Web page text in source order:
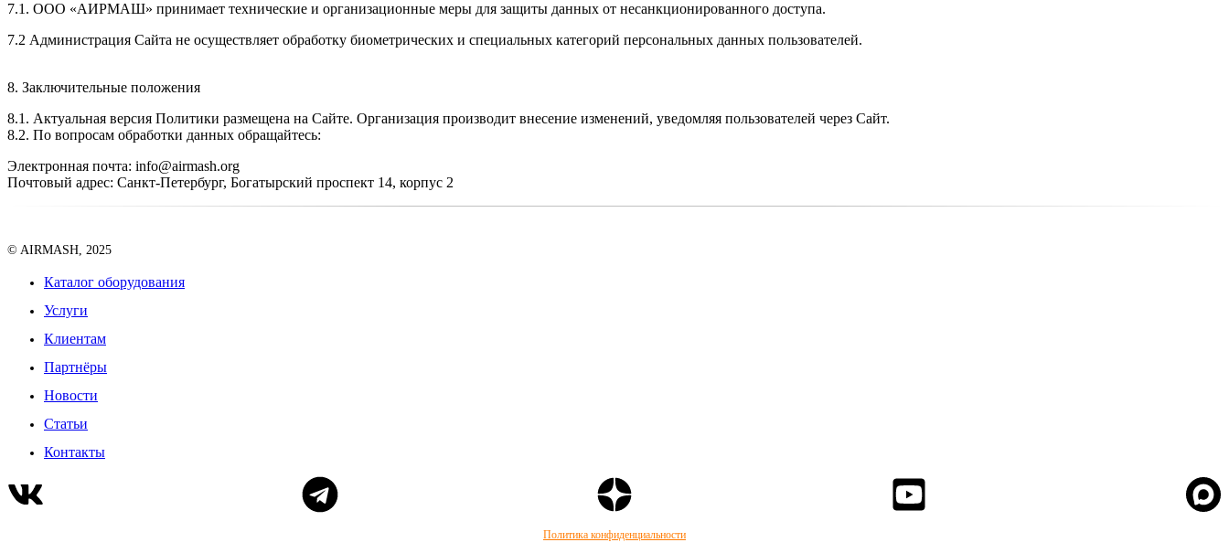
7.1. ООО «АИРМАШ» принимает технические и организационные меры для защиты данных от несанкционированного доступа.
7.2 Администрация Сайта не осуществляет обработку биометрических и специальных категорий персональных данных пользователей.
8. Заключительные положения
8.1. Актуальная версия Политики размещена на Сайте. Организация производит внесение изменений, уведомляя пользователей через Сайт.
8.2. По вопросам обработки данных обращайтесь:
Электронная почта: info@airmash.org
Почтовый адрес: Санкт-Петербург, Богатырский проспект 14, корпус 2
© AIRMASH, 2025
Каталог оборудования
Услуги
Клиентам
Партнёры
Новости
Статьи
Контакты
Политика конфиденциальности